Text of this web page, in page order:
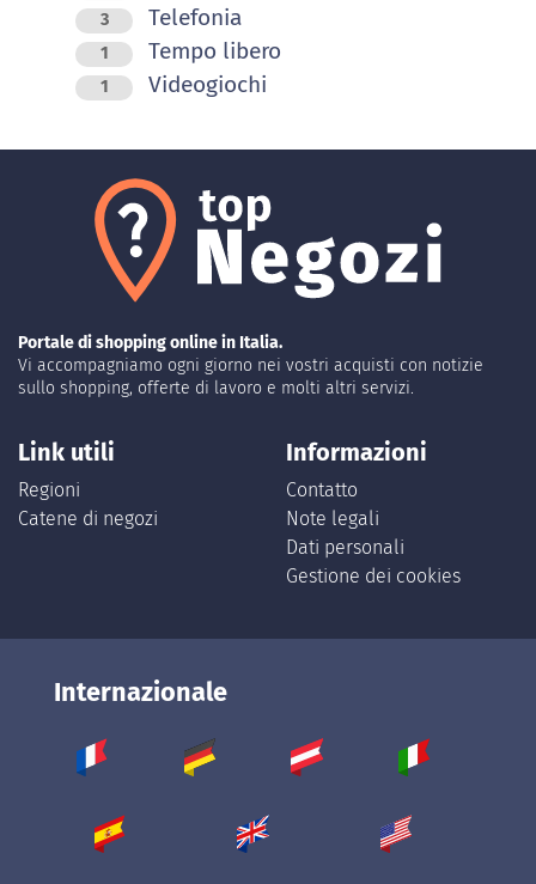
3 Telefonia
1 Tempo libero
1 Videogiochi
Portale di shopping online in Italia.
Vi accompagniamo ogni giorno nei vostri acquisti con notizie
sullo shopping, offerte di lavoro e molti altri servizi.
Link utili
Regioni
Catene di negozi
Informazioni
Contatto
Note legali
Dati personali
Gestione dei cookies
Internazionale